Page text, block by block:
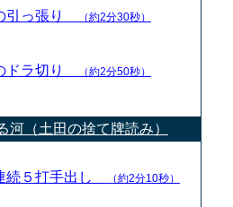
引っ張り （約2分30秒）
ドラ切り （約2分50秒）
河（土田の捨て牌読み）
続５打手出し （約2分10秒）